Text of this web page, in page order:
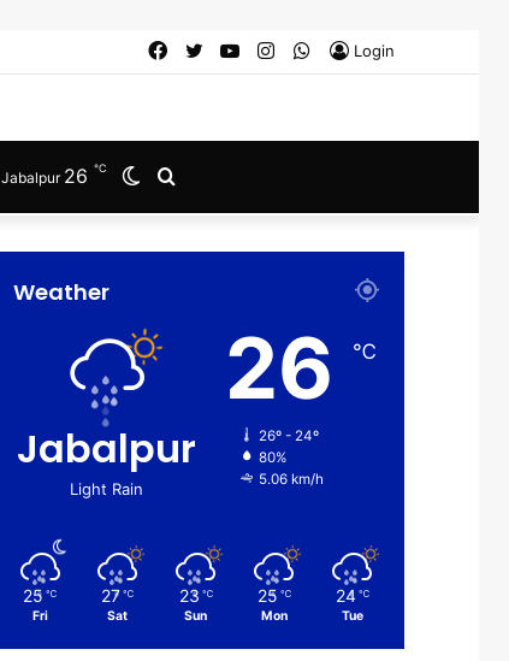
Login
WhatsApp
Instagram
YouTube
Twitter
Facebook
for
Switch
skin
Jabalpur 26 ℃
Weather
Jabalpur
Light Rain
26 ℃
26º - 24º
80%
5.06 km/h
25 ℃
Fri
27 ℃
Sat
23 ℃
Sun
25 ℃
Mon
24 ℃
Tue